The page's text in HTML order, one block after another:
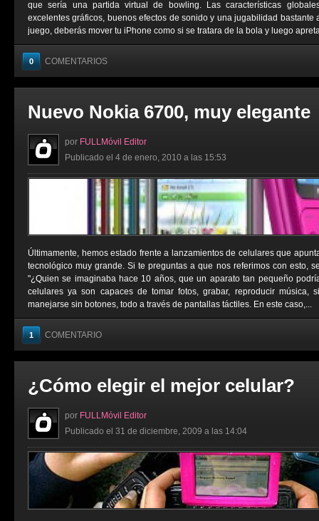
que sería una partida virtual de bowling. Las características
excelentes gráficos, buenos efectos de sonido y una jugabilidad bastante
juego, deberás mover tu iPhone como si se tratara de la bola y luego
0 COMENTARIOS
Nuevo Nokia 6700, muy elegante
por FULLMóvil Editor
Publicado el 4 de enero, 2010 a las 15:53
Últimamente, hemos estado frente a lanzamientos de celulares que
tecnológico muy grande. Si te preguntas a que nos referimos con esto,
"¿Quien se imaginaba hace 10 años, que un aparato tan pequeño
celulares ya son capaces de tomar fotos, grabar, reproducir música,
manejarse sin botones, todo a través de pantallas táctiles. En este caso,...
1 COMENTARIO
¿Cómo elegir el mejor celular?
por FULLMóvil Editor
Publicado el 31 de diciembre, 2009 a las 14:04